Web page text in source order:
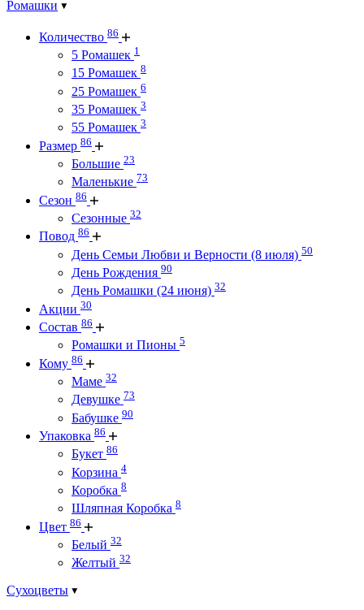
Ромашки
Количество 86
5 Ромашек 1
15 Ромашек 8
25 Ромашек 6
35 Ромашек 3
55 Ромашек 3
Размер 86
Большие 23
Маленькие 73
Сезон 86
Сезонные 32
Повод 86
День Семьи Любви и Верности (8 июля) 50
День Рождения 90
День Ромашки (24 июня) 32
Акции 30
Состав 86
Ромашки и Пионы 5
Кому 86
Маме 32
Девушке 73
Бабушке 90
Упаковка 86
Букет 86
Корзина 4
Коробка 8
Шляпная Коробка 8
Цвет 86
Белый 32
Желтый 32
Сухоцветы